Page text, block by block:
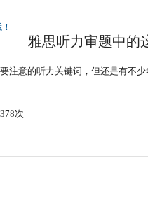
雅思听力审题中的
注意的听力关键词，但还是有不少
次